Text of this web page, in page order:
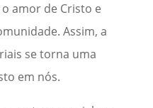
amor de Cristo e
Assim, a
se torna uma
em nós.